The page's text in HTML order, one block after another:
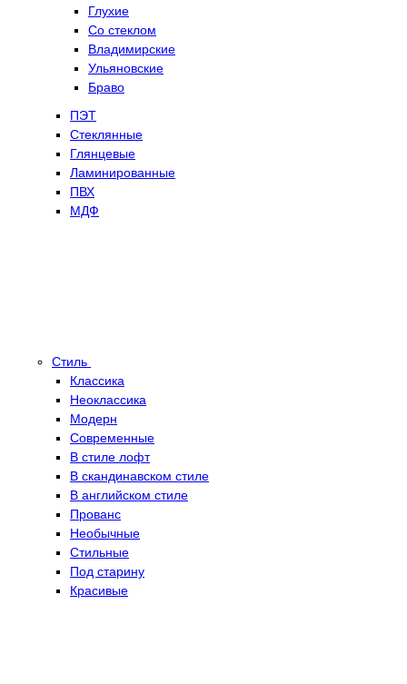
Глухие
Со стеклом
Владимирские
Ульяновские
Браво
ПЭТ
Стеклянные
Глянцевые
Ламинированные
ПВХ
МДФ
Стиль
Классика
Неоклассика
Модерн
Современные
В стиле лофт
В скандинавском стиле
В английском стиле
Прованс
Необычные
Стильные
Под старину
Красивые